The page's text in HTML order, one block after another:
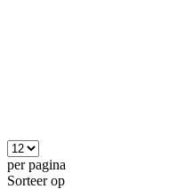
per pagina
Sorteer op